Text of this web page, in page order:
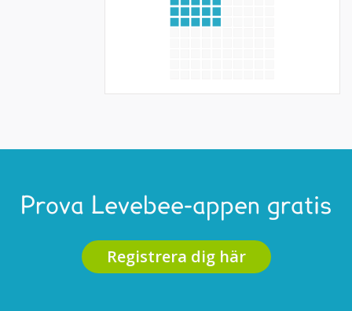
Prova Levebee-appen gratis
Registrera dig här